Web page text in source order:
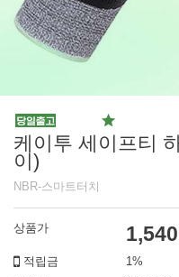
케이투 세이프티
이)
NBR-스마트터치
상품가 1,540
적립금
1%